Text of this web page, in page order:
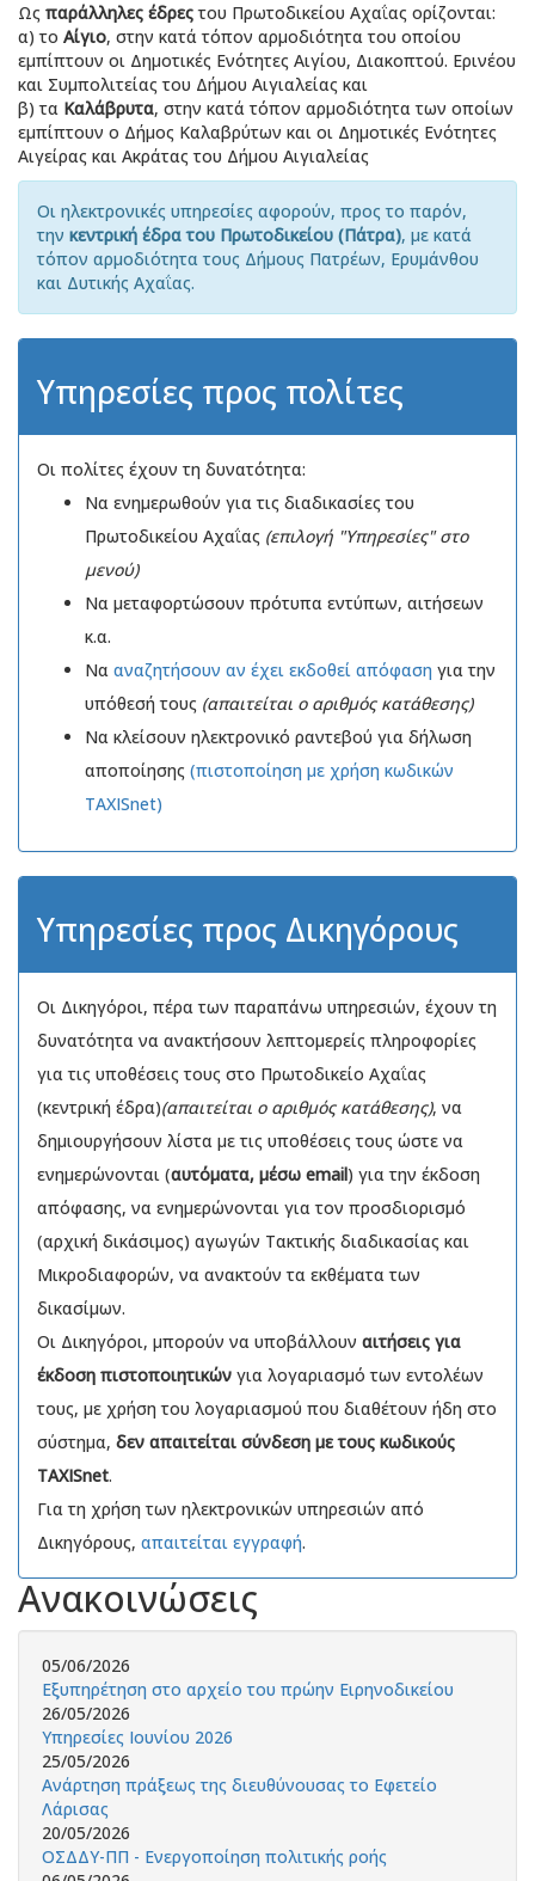
Ως παράλληλες έδρεςτου Πρωτοδικείου Αχαΐας ορίζονται:
α) το Αίγιο, στην κατά τόπον αρμοδιότητα του οποίου
εμπίπτουν οι Δημοτικές Ενότητες Αιγίου, Διακοπτού. Ερινέου
και Συμπολιτείας του Δήμου Αιγιαλείας και
β) τα Καλάβρυτα, στην κατά τόπον αρμοδιότητα των οποίων
εμπίπτουν ο Δήμος Καλαβρύτων και οι Δημοτικές Ενότητες
Αιγείρας και Ακράτας του Δήμου Αιγιαλείας
Οι ηλεκτρονικές υπηρεσίες αφορούν, προς το παρόν,
την κεντρική έδρα του Πρωτοδικείου (Πάτρα), με κατά
τόπον αρμοδιότητα τους Δήμους Πατρέων, Ερυμάνθου
και Δυτικής Αχαΐας.
Υπηρεσίες προς πολίτες
Οι πολίτες έχουν τη δυνατότητα:
Να ενημερωθούν για τις διαδικασίες του
Πρωτοδικείου Αχαΐας (επιλογή "Υπηρεσίες" στο
μενού)
Να μεταφορτώσουν πρότυπα εντύπων, αιτήσεων
κ.α.
Να αναζητήσουν αν έχει εκδοθεί απόφαση για την
υπόθεσή τους (απαιτείται ο αριθμός κατάθεσης)
Να κλείσουν ηλεκτρονικό ραντεβού για δήλωση
αποποίησης (πιστοποίηση με χρήση κωδικών
TAXISnet)
Υπηρεσίες προς Δικηγόρους
Οι Δικηγόροι, πέρα των παραπάνω υπηρεσιών, έχουν τη
δυνατότητα να ανακτήσουν λεπτομερείς πληροφορίες
για τις υποθέσεις τους στο Πρωτοδικείο Αχαΐας
(κεντρική έδρα)(απαιτείται ο αριθμός κατάθεσης), να
δημιουργήσουν λίστα με τις υποθέσεις τους ώστε να
ενημερώνονται (αυτόματα, μέσω email) για την έκδοση
απόφασης, να ενημερώνονται για τον προσδιορισμό
(αρχική δικάσιμος) αγωγών Τακτικής διαδικασίας και
Μικροδιαφορών, να ανακτούν τα εκθέματα των
δικασίμων.
Οι Δικηγόροι, μπορούν να υποβάλλουν αιτήσεις για
έκδοση πιστοποιητικών για λογαριασμό των εντολέων
τους, με χρήση του λογαριασμού που διαθέτουν ήδη στο
σύστημα, δεν απαιτείται σύνδεση με τους κωδικούς
TAXISnet.
Για τη χρήση των ηλεκτρονικών υπηρεσιών από
Δικηγόρους, απαιτείται εγγραφή.
Ανακοινώσεις
05/06/2026
Εξυπηρέτηση στο αρχείο του πρώην Ειρηνοδικείου
26/05/2026
Υπηρεσίες Ιουνίου 2026
25/05/2026
Ανάρτηση πράξεως της διευθύνουσας το Εφετείο
Λάρισας
20/05/2026
ΟΣΔΔΥ-ΠΠ - Ενεργοποίηση πολιτικής ροής